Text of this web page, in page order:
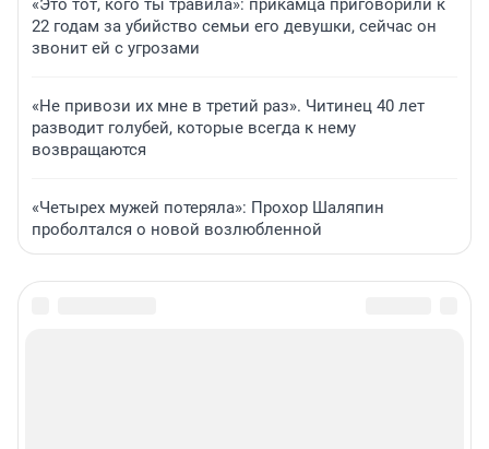
«Это тот, кого ты травила»: прикамца приговорили к
22 годам за убийство семьи его девушки, сейчас он
звонит ей с угрозами
«Не привози их мне в третий раз». Читинец 40 лет
разводит голубей, которые всегда к нему
возвращаются
«Четырех мужей потеряла»: Прохор Шаляпин
проболтался о новой возлюбленной